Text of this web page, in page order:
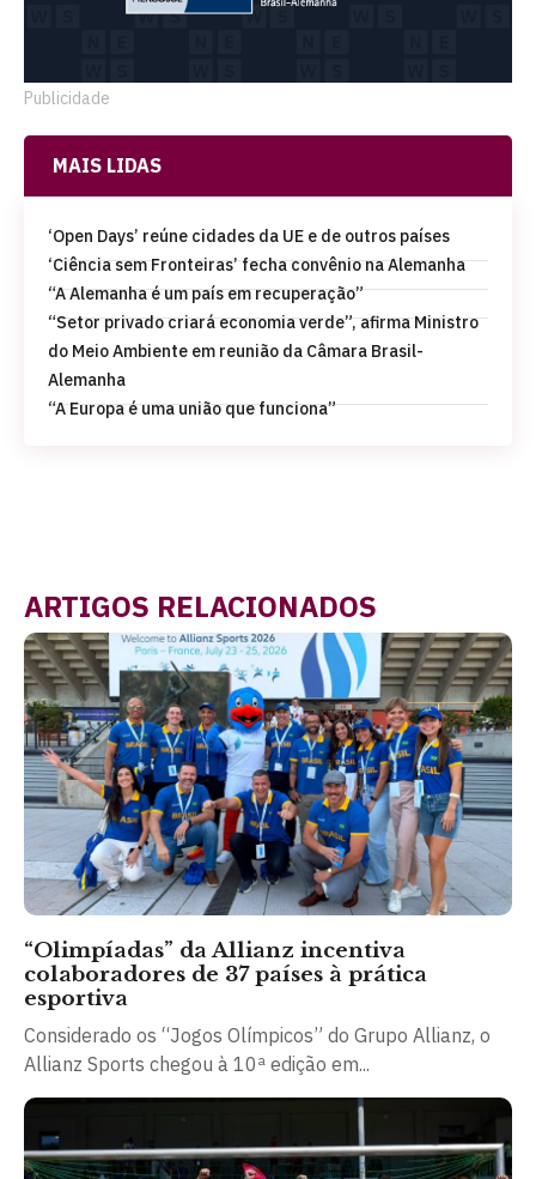
Publicidade
MAIS LIDAS
‘Open Days’ reúne cidades da UE e de outros países
‘Ciência sem Fronteiras’ fecha convênio na Alemanha
“A Alemanha é um país em recuperação”
“Setor privado criará economia verde”, afirma Ministro
do Meio Ambiente em reunião da Câmara Brasil-
Alemanha
“A Europa é uma união que funciona”
ARTIGOS RELACIONADOS
“Olimpíadas” da Allianz incentiva
colaboradores de 37 países à prática
esportiva
Considerado os “Jogos Olímpicos” do Grupo Allianz, o
Allianz Sports chegou à 10ª edição em...